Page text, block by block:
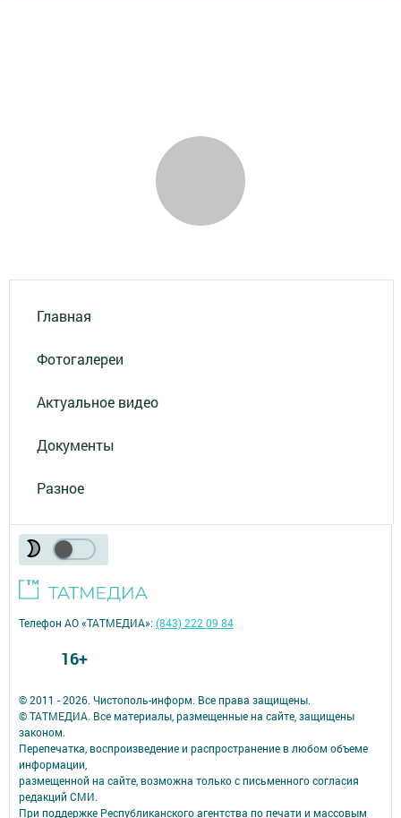
Главная
Фотогалереи
Актуальное видео
Документы
Разное
© 2011 - 2026. Чистополь-информ. Все права защищены.
© ТАТМЕДИА. Все материалы, размещенные на сайте, защищены
законом.
Перепечатка, воспроизведение и распространение в любом объеме
информации,
размещенной на сайте, возможна только с письменного согласия
редакций СМИ.
При поддержке Республиканского агентства по печати и массовым
Телефон АО «ТАТМЕДИА»:(843) 222 09 84
16+